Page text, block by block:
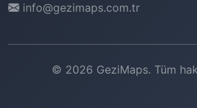
info@gezimaps.com.tr
© 2026 GeziMaps. Tüm